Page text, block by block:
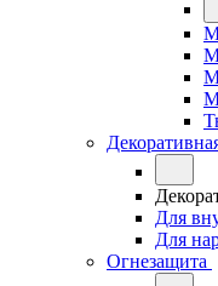
Для
Для
Огнезащита